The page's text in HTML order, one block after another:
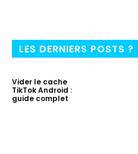
LES DERNIERS POSTS ?
Vider le cache
TikTok Android :
guide complet